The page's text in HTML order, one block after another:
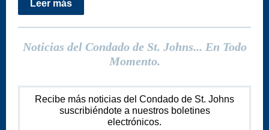
Leer más
Noticias del Condado de St. Johns... En Todo
Momento.
Recibe más noticias del Condado de St. Johns
suscribiéndote a nuestros boletines
electrónicos.